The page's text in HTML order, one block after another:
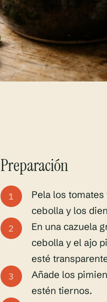
Preparación
Pela los
cebolla y los
En una cazuela
cebolla y el ajo
esté
Añade los
estén tiernos.